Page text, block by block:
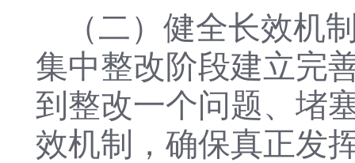
（二） 健全长效机
集中整改阶段建立完
到整改一个问题、堵
效机制
， 确保真正发